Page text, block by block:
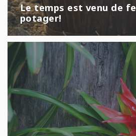
Le temps est venu de
potager!